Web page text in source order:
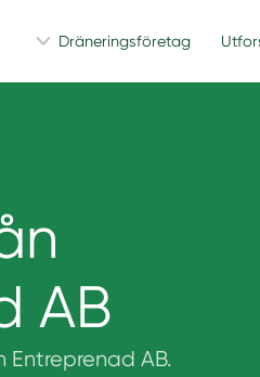
Dräneringsföretag
AB
AB.